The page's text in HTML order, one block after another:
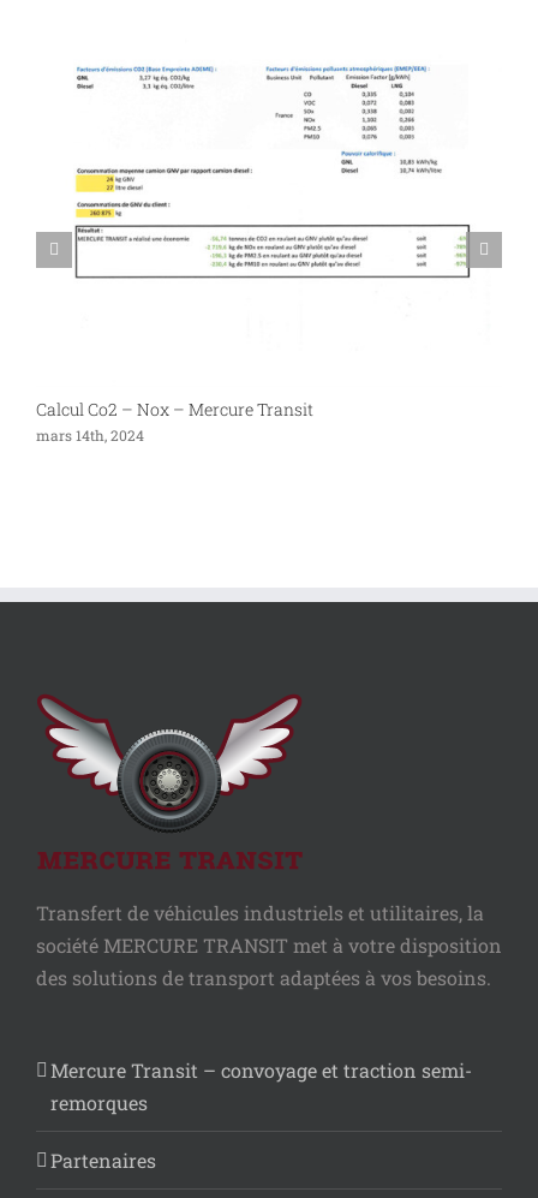
Calcul Co2 – Nox – Mercure Transit
mars 14th, 2024
Transfert de véhicules industriels et utilitaires, la
société MERCURE TRANSIT met à votre disposition
des solutions de transport adaptées à vos besoins.
Mercure Transit – convoyage et traction semi-
remorques
Partenaires